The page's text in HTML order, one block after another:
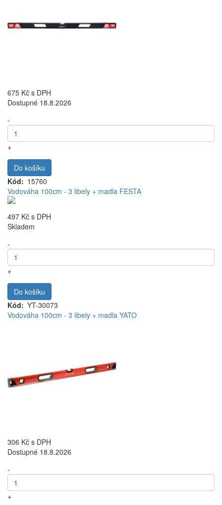
675 Kč s DPH
Dostupné 18.8.2026
-
+
Do košíku
Kód
15760
Vodováha 100cm - 3 libely + madla FESTA
497 Kč s DPH
Skladem
-
+
Do košíku
Kód
YT-30073
Vodováha 100cm - 3 libely + madla YATO
306 Kč s DPH
Dostupné 18.8.2026
-
+